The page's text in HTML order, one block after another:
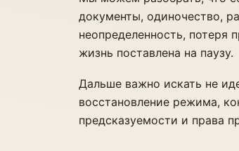
документы, одиночество,
неопределенность, потеря
жизнь поставлена на паузу.
Дальше важно искать не
восстановление режима,
предсказуемости и права